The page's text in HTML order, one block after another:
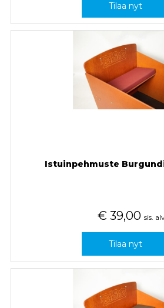
Tilaa nyt
Istuinpehmuste
€ 39,00 sis.
Tilaa nyt